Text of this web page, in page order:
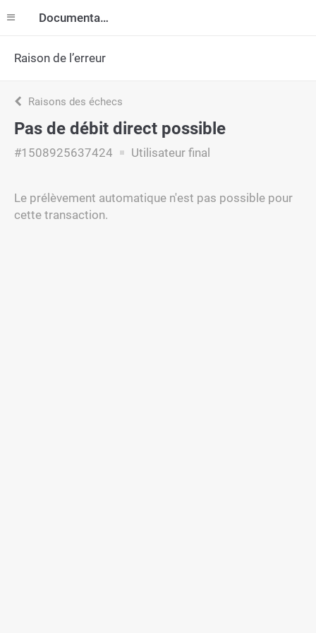
Documentation
Raison de l’erreur
Raisons des échecs
Pas de débit direct possible
#1508925637424 Utilisateur final
Le prélèvement automatique n'est pas possible pour
cette transaction.